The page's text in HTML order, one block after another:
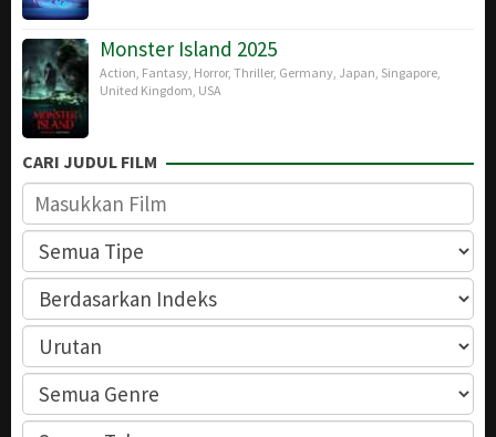
Monster Island 2025
Action Fantasy Horror, Thriller, Germany Japan Singapore
United Kingdom USA
CARI JUDUL FILM